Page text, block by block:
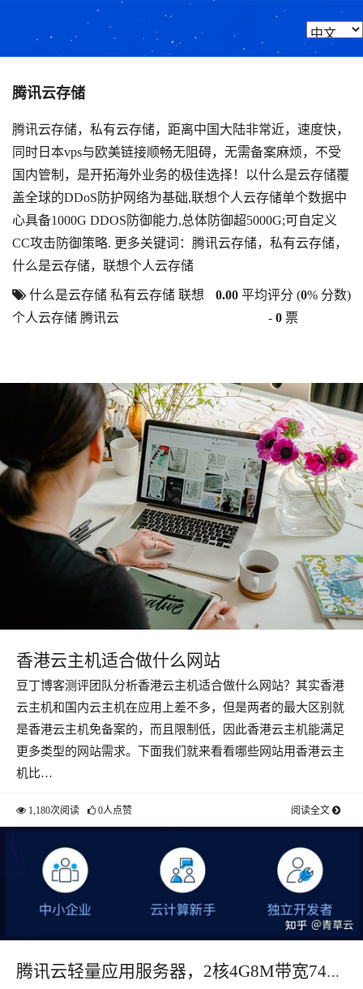
腾讯云存储
腾讯云存储，私有云存储，距离中国大陆非常近，速度快，
同时日本vps与欧美链接顺畅无阻碍，无需备案麻烦，不受
国内管制，是开拓海外业务的极佳选择！以什么是云存储覆
盖全球的DDoS防护网络为基础,联想个人云存储单个数据中
心具备1000G DDOS防御能力,总体防御超5000G;可自定义
CC攻击防御策略. 更多关键词：腾讯云存储，私有云存储，
什么是云存储，联想个人云存储
什么是云存储 私有云存储 联想
个人云存储 腾讯云
0.00平均评分 (0% 分数)
- 0票
香港云主机适合做什么网站
豆丁博客测评团队分析香港云主机适合做什么网站？其实香港
云主机和国内云主机在应用上差不多，但是两者的最大区别就
是香港云主机免备案的，而且限制低，因此香港云主机能满足
更多类型的网站需求。下面我们就来看看哪些网站用香港云主
机比…
1,180次阅读 0人点赞 阅读全文
腾讯云轻量应用服务器，2核4G8M带宽74